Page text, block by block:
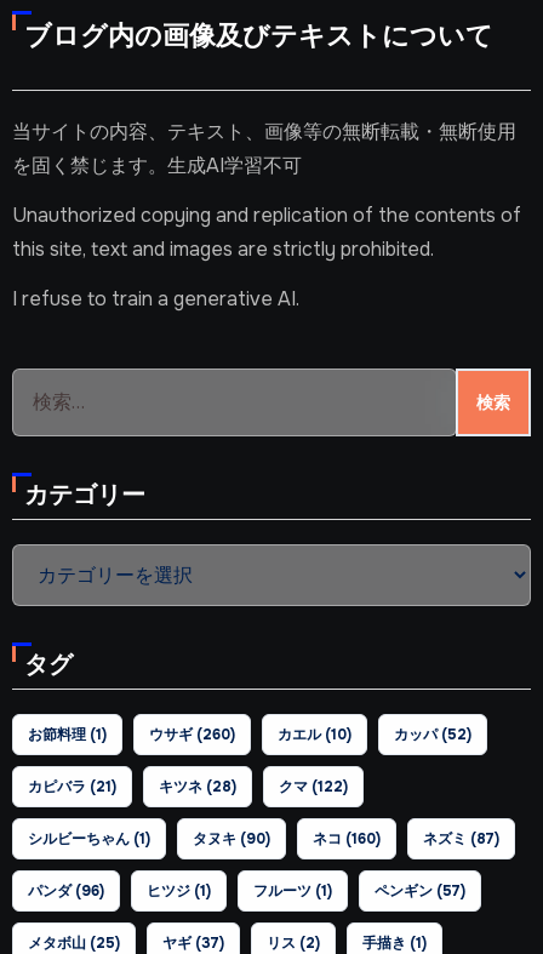
ブログ内の画像及びテキストについて
当サイトの内容、テキスト、画像等の無断転載・無断使用
を固く禁じます。生成AI学習不可
Unauthorized copying and replication of the contents of
this site, text and images are strictly prohibited.
I refuse to train a generative AI.
検
カテゴリー
カ
リ
ー
タグ
お節料理(1) ウサギ(260) カエル(10) カッパ(52)
カピバラ (21) キツネ(28) クマ(122)
シルビーちゃん(1) タヌキ (90) ネコ (160) ネズミ (87)
パンダ(96) ヒツジ(1) フルーツ(1) ペンギン(57)
メタボ山(25) ヤギ(37) リス (2) 手描き (1)